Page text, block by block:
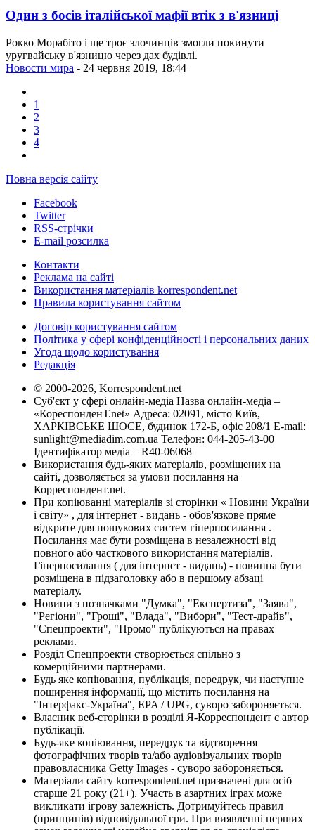
Один з босів італійської мафії втік з в'язниці
Рокко Морабіто і ще троє злочинців змогли покинути
уругвайську в'язницю через дах будівлі.
Новости мира - 24 червня 2019, 18:44
1
2
3
4
Повна версія сайту
Facebook
Twitter
RSS-стрічки
E-mail розсилка
Контакти
Реклама на сайті
Використання матеріалів korrespondent.net
Правила користування сайтом
Договір користування сайтом
Політика у сфері конфіденційності і персональних даних
Угода щодо користування
Редакція
© 2000-2026, Korrespondent.net
Суб'єкт у сфері онлайн-медіа Назва онлайн-медіа –
«КореспонденТ.net» Адреса: 02091, місто Київ,
ХАРКІВСЬКЕ ШОСЕ, будинок 172-Б, офіс 208/1 E-mail:
sunlight@mediadim.com.ua Телефон: 044-205-43-00
Ідентифікатор медіа – R40-06068
Використання будь-яких матеріалів, розміщених на
сайті, дозволяється за умови посилання на
Корреспондент.net.
При копіюванні матеріалів зі сторінки « Новини України
і світу» , для інтернет - видань - обов'язкове пряме
відкрите для пошукових систем гіперпосилання .
Посилання має бути розміщена в незалежності від
повного або часткового використання матеріалів.
Гіперпосилання ( для інтернет - видань) - повинна бути
розміщена в підзаголовку або в першому абзаці
матеріалу.
Новини з позначками "Думка", "Експертиза", "Заява",
"Регіони", "Гроші", "Влада", "Вибори", "Тест-драйв",
"Спецпроекти", "Промо" публікуються на правах
реклами.
Розділ Спецпроекти створюється спільно з
комерційними партнерами.
Будь яке копіювання, публікація, передрук, чи наступне
поширення інформації, що містить посилання на
"Інтерфакс-Україна", EPA / UPG, суворо забороняється.
Власник веб-сторінки в розділі Я-Корреспондент є автор
публікації.
Будь-яке копіювання, передрук та відтворення
фотографічних творів та/або аудіовізуальних творів
правовласника Getty Images - суворо забороняється.
Матеріали сайту korrespondent.net призначені для осіб
старше 21 року (21+). Участь в азартних іграх може
викликати ігрову залежність. Дотримуйтесь правил
(принципів) відповідальної гри. При виявленні перших